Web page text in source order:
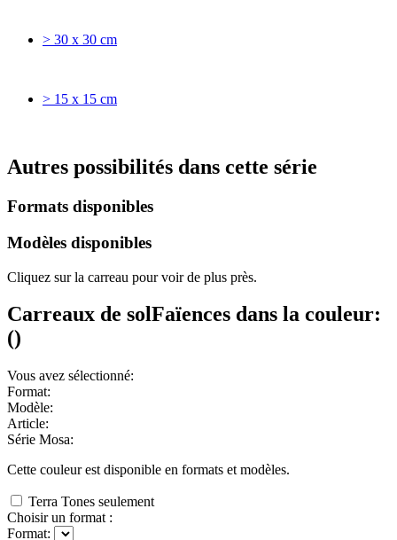
> 30 x 30 cm
> 15 x 15 cm
Autres possibilités dans cette série
Formats disponibles
Modèles disponibles
Cliquez sur la carreau pour voir de plus près.
Carreaux de solFaïences dans la couleur:
()
Vous avez sélectionné:
Format:
Modèle:
Article:
Série Mosa:
Cette couleur est disponible en formats et modèles.
Terra Tones seulement
Choisir un format :
Format: